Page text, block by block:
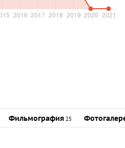
Фильмография 25